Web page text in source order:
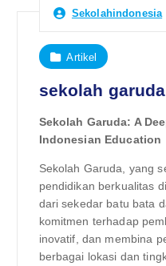
Sekolahindonesia
Artikel
sekolah garuda
Sekolah Garuda: A
Indonesian Education
Sekolah Garuda, yang
pendidikan berkualitas
dari sekedar batu bata
komitmen terhadap
inovatif, dan membina
berbagai lokasi dan